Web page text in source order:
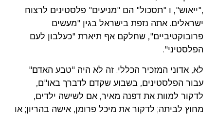
,"ייאוש", ו "תסכול" הם "מניעים" פלסטינים לרצוח
ישראלים. אתה נזפת בישראל בגין "מעשים
פרובוקטיביים", שחלקם אף תיארת "כעלבון לעם
הפלסטיני".
לא, אדוני המזכיר הכללי. זה לא היה "טבע האדם"
עבור הפלסטינים, בשבוע שקדם לדברך באו"ם,
לדקור למוות את דפנה מאיר, אם לשישה ילדים,
מחוץ לביתה; לדקור את מיכל פרומן, אישה בהריון; או